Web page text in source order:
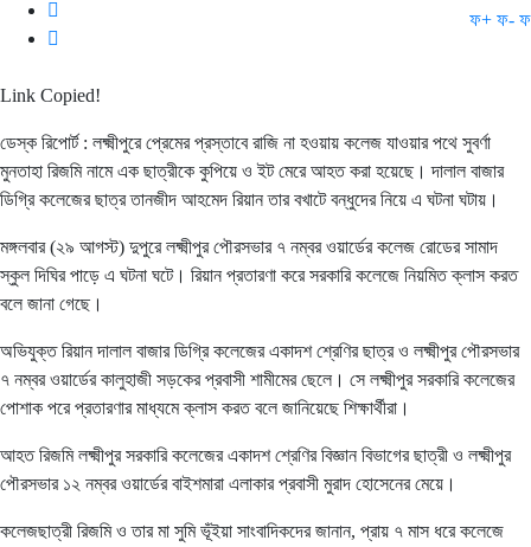
ফ+ ফ- ফ
Link Copied!
ডেস্ক রিপোর্ট : লক্ষ্মীপুরে প্রেমের প্রস্তাবে রাজি না হওয়ায় কলেজ যাওয়ার পথে সুবর্ণা
মুনতাহা রিজমি নামে এক ছাত্রীকে কুপিয়ে ও ইট মেরে আহত করা হয়েছে। দালাল বাজার
ডিগ্রি কলেজের ছাত্র তানজীদ আহমেদ রিয়ান তার বখাটে বন্ধুদের নিয়ে এ ঘটনা ঘটায়।
মঙ্গলবার (২৯ আগস্ট) দুপুরে লক্ষ্মীপুর পৌরসভার ৭ নম্বর ওয়ার্ডের কলেজ রোডের সামাদ
স্কুল দিঘির পাড়ে এ ঘটনা ঘটে। রিয়ান প্রতারণা করে সরকারি কলেজে নিয়মিত ক্লাস করত
বলে জানা গেছে।
অভিযুক্ত রিয়ান দালাল বাজার ডিগ্রি কলেজের একাদশ শ্রেণির ছাত্র ও লক্ষ্মীপুর পৌরসভার
৭ নম্বর ওয়ার্ডের কালুহাজী সড়কের প্রবাসী শামীমের ছেলে। সে লক্ষ্মীপুর সরকারি কলেজের
পোশাক পরে প্রতারণার মাধ্যমে ক্লাস করত বলে জানিয়েছে শিক্ষার্থীরা।
আহত রিজমি লক্ষ্মীপুর সরকারি কলেজের একাদশ শ্রেণির বিজ্ঞান বিভাগের ছাত্রী ও লক্ষ্মীপুর
পৌরসভার ১২ নম্বর ওয়ার্ডের বাইশমারা এলাকার প্রবাসী মুরাদ হোসেনের মেয়ে।
কলেজছাত্রী রিজমি ও তার মা সুমি ভূঁইয়া সাংবাদিকদের জানান, প্রায় ৭ মাস ধরে কলেজে